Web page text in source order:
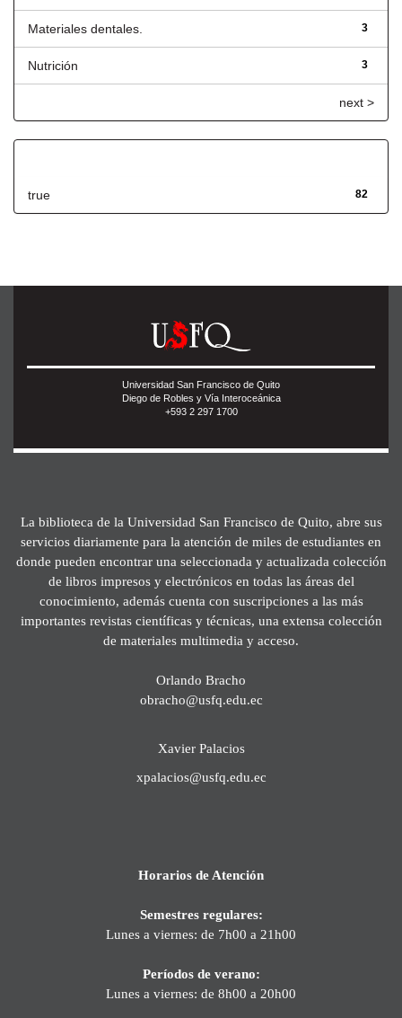
3
Materiales dentales.
3
Nutrición
next >
82
true
Universidad San Francisco de Quito
Diego de Robles y Vía Interoceánica
+593 2 297 1700
La biblioteca de la Universidad San Francisco de Quito, abre sus
servicios diariamente para la atención de miles de estudiantes en
donde pueden encontrar una seleccionada y actualizada colección
de libros impresos y electrónicos en todas las áreas del
conocimiento, además cuenta con suscripciones a las más
importantes revistas científicas y técnicas, una extensa colección
de materiales multimedia y acceso.
Orlando Bracho
obracho@usfq.edu.ec
Xavier Palacios
xpalacios@usfq.edu.ec
Horarios de Atención
Semestres regulares:
Lunes a viernes: de 7h00 a 21h00
Períodos de verano:
Lunes a viernes: de 8h00 a 20h00